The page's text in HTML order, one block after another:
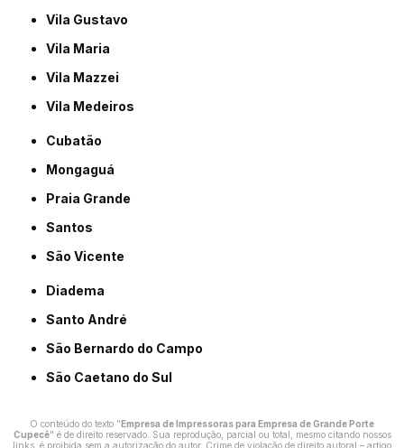
Vila Gustavo
Vila Maria
Vila Mazzei
Vila Medeiros
Cubatão
Mongaguá
Praia Grande
Santos
São Vicente
Diadema
Santo André
São Bernardo do Campo
São Caetano do Sul
O conteúdo do texto "Empresa de Impressoras para Empresa de Grande Porte
Cupecê" é de direito reservado. Sua reprodução, parcial ou total, mesmo citando nossos
links, é proibida sem a autorização do autor. Crime de violação de direito autoral – artigo